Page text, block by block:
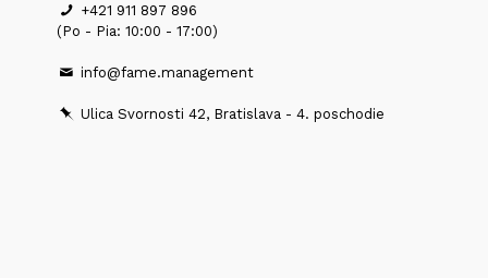
+421 911 897 896
(Po - Pia: 10:00 - 17:00)
info@fame.management
Ulica Svornosti 42, Bratislava - 4. poschodie